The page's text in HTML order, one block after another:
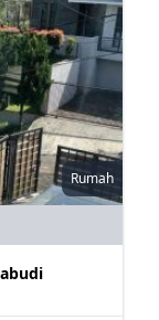
Rumah